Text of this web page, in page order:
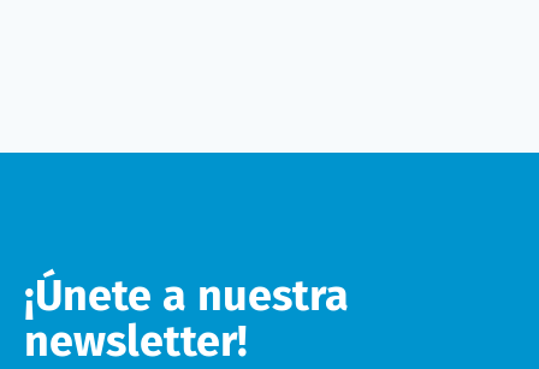
¡Únete a nuestra
newsletter!